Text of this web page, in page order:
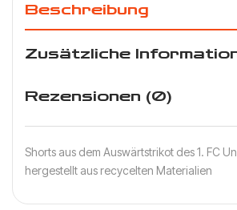
Beschreibung
Zusätzliche
Rezensionen (0)
Shorts aus dem Auswärtstrikot des 1. FC
hergestellt aus recycelten Materialien